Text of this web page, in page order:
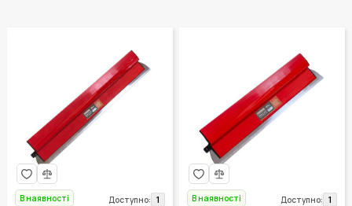
В наявності Доступно: 1 В наявності Доступно: 1